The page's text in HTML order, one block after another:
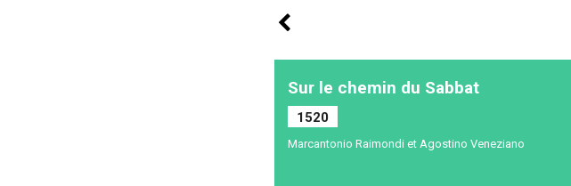
Sur le chemin du Sabbat
1520
Marcantonio Raimondi et Agostino Veneziano